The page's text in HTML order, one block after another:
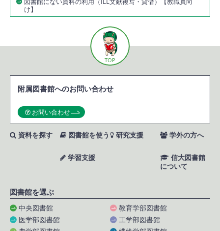
図書館にない資料の利用（ILL文献複写・貸借）【教職員向
け】
附属図書館へのお問い合わせ
お問い合わせ
資料を探す 図書館を使う
学習支援
研究支援 学外の方へ
信大図書館
について
図書館を選ぶ
中央図書館
教育学部図書館
医学部図書館
工学部図書館
TOP